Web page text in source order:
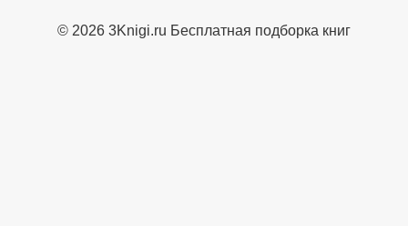
© 2026 3Knigi.ru Бесплатная подборка книг